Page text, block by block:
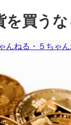
を買う
んねる・５ちゃ